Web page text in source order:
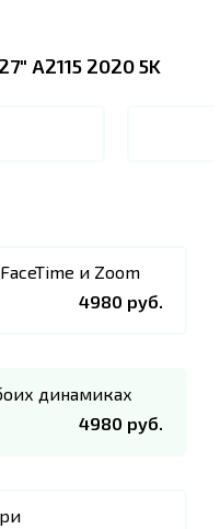
A2115 2020 5K
и Zoom
4980 руб.
динамиках
4980 руб.